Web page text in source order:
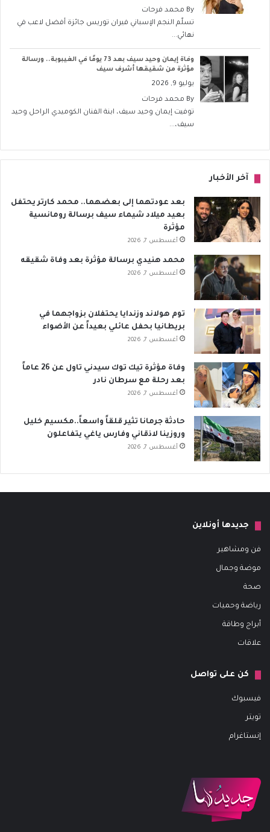
By محمد فرحات
تسلّم النجم الإسباني فيران توريس جائزة أفضل لاعب في
نهائي...
وفاة إيمان وحيد سيف بعد 73 يومًا في الغيبوبة.. ورسالة
مؤثرة من شقيقها أشرف سيف
يوليو 9, 2026
By محمد فرحات
توفيت إيمان وحيد سيف، ابنة الفنان الكوميدي الراحل وحيد
سيف،...
آخر الأخبار
بعد عودتهما إلى بعضهما.. محمد كارتر يحتفل
بعيد ميلاد شيماء سيف برسالة رومانسية
مؤثرة
أغسطس 7, 2026
محمد هنيدي برسالة مؤثرة بعد وفاة شقيقه
أغسطس 7, 2026
توم هولاند وزندايا يحتفلان بزواجهما في
بريطانيا بحفل عائلي بعيداً عن الأضواء
أغسطس 7, 2026
وفاة مؤثرة تيك توك سيدني تاول عن 26 عاماً
بعد رحلة مع سرطان نادر
أغسطس 7, 2026
حادثة جرمانا تثير قلقاً واسعاً..مكسيم خليل
وروزينا لاذقاني وفارس ياغي يتفاعلون
أغسطس 7, 2026
جديدها أونلاين
فن ومشاهير
موضة وجمال
صحة
رياضة وحميات
أبراج وطاقة
علاقات
كن على تواصل
فيسبوك
تويتر
إنستاغرام